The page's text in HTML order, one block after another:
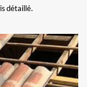
détaillé.